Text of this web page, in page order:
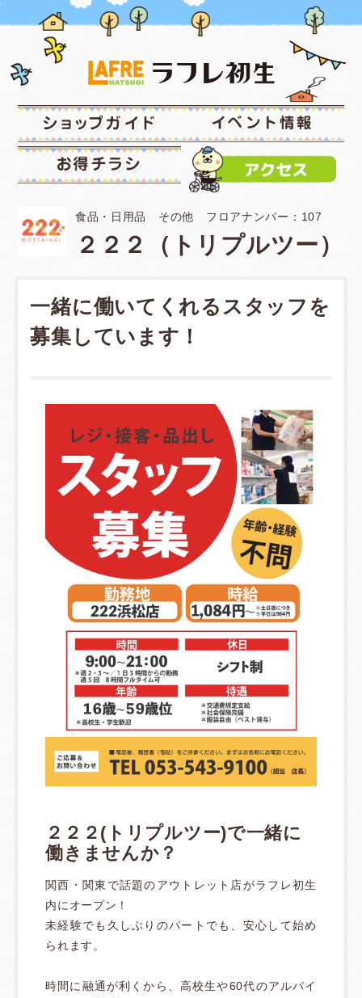
食品・日用品 その他 フロアナンバー：107
２２２（トリプルツー）
一緒に働いてくれるスタッフを
募集しています！
２２２(トリプルツー)で一緒に
働きませんか？
関西・関東で話題のアウトレット店がラフレ初生
内にオープン！
未経験でも久しぶりのパートでも、安心して始め
られます。
時間に融通が利くから、高校生や60代のアルバイ